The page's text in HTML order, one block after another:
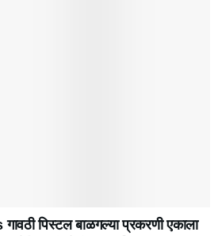
पिस्टल बाळगल्या प्रकरणी एकाला